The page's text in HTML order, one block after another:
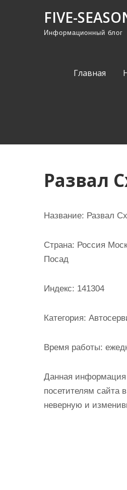
FIVE-
Информационный блог
Главная
Развал
Название: Развал
Страна: Россия
Посад
Индекс: 141304
Категория:
Время работы:
Данная информация
посетителям сайта
неверную и